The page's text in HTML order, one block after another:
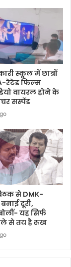
स्कूल में छात्रों
रेटेड फिल्म
वायरल होने के
सस्पेंड
से DMK-
दूरी,
यह सिर्फ
से तय है रुख